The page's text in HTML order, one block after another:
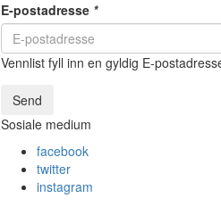
E-postadresse *
Vennlist fyll inn en gyldig E-
Send
Sosiale medium
facebook
twitter
instagram